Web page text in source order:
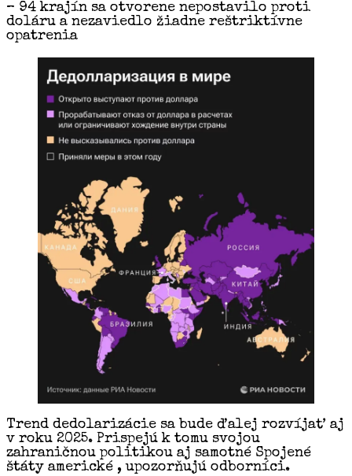
– 94 krajín sa otvorene nepostavilo proti
doláru a nezaviedlo žiadne reštriktívne
opatrenia
Trend dedolarizácie sa bude ďalej rozvíjať aj
v roku 2025. Prispejú k tomu svojou
zahraničnou politikou aj samotné Spojené
štáty americké , upozorňujú odborníci.